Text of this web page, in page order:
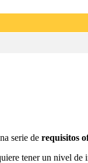
serie de requisitos
tener un nivel